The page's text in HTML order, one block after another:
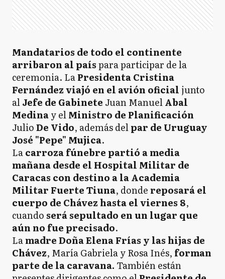
Mandatarios de todo el continente
arribaron al paíspara participar de la
ceremonia. LaPresidenta Cristina
Fernández viajó en el avión oficial junto
alJefe de Gabinete Juan ManuelAbal
Medinay elMinistro de Planificación
JulioDe Vido, además delpar de Uruguay
José "Pepe" Mujica.
Lacarroza fúnebre partió a media
mañana desde el Hospital Militar de
Caracas con destino a la Academia
Militar Fuerte Tiuna, donde reposará el
cuerpo de Chávez hasta el viernes 8,
cuando será sepultado en un lugar que
aún no fue precisado.
Lamadre Doña Elena Frías y las hijas de
Chávez, María Gabriela y Rosa Inés, forman
parte de la caravana. También están